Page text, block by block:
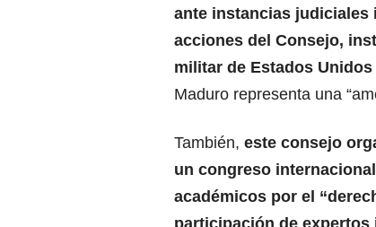
ante instancias judiciales
acciones del Consejo,
militar de Estados
Maduro representa una
También, este consejo
un congreso
académicos por el